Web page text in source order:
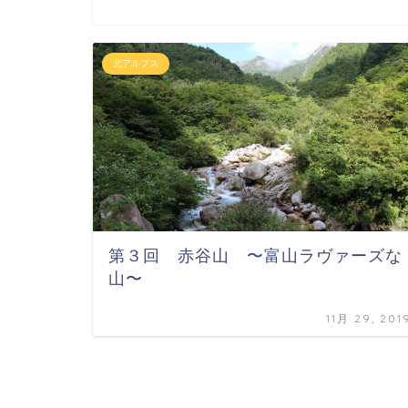
北アルプス
第３回 赤谷山 〜富山ラヴァーズな
山〜
11月 29,